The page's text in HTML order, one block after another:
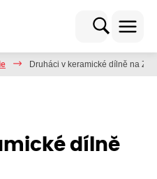
Druháci v keramické dílně na
dílně